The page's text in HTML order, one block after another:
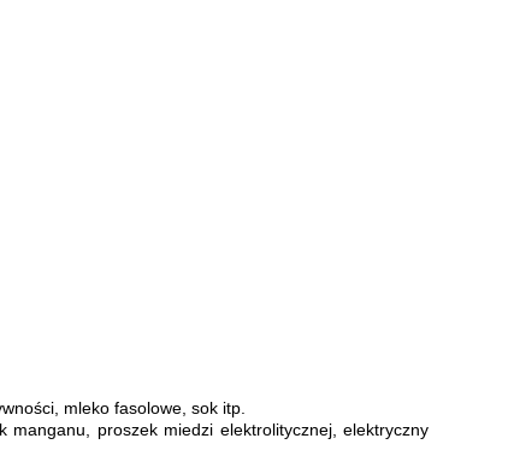
mleko fasolowe, sok itp.
proszek miedzi elektrolitycznej, elektryczny